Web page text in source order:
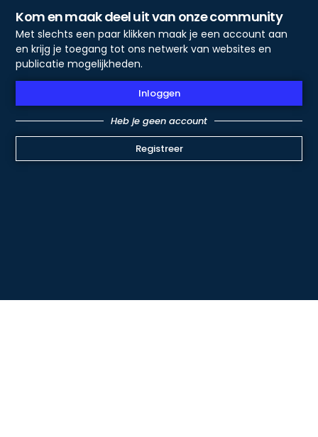
Kom en maak deel uit van onze community
Met slechts een paar klikken maak je een account aan
en krijg je toegang tot ons netwerk van websites en
publicatie mogelijkheden.
Inloggen
Heb je geen account
Registreer